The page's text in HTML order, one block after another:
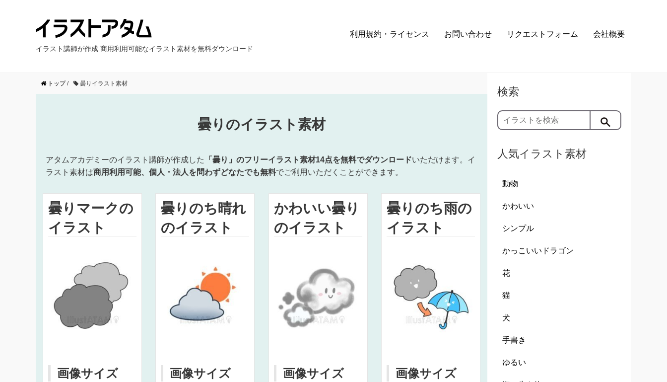
イラスト講師が作成 商用利用可能なイラスト素材を無料ダウンロード
利用規約・ライセンス お問い合わせ リクエストフォーム 会社概要
トップ/ 曇りイラスト素材
曇りのイラスト素材
アタムアカデミーのイラスト講師が作成した 「曇り」のフリーイラスト素材14点を無料でダウンロードいただけます。イ
ラスト素材は商用利用可能、個人・法人を問わずどなたでも無料でご利用いただくことができます。
曇りマークの
イラスト
画像サイズ
曇りのち晴れ
のイラスト
画像サイズ
かわいい曇り
のイラスト
画像サイズ
曇りのち雨の
イラスト
画像サイズ
検索
人気イラスト素材
動物
かわいい
シンプル
かっこいいドラゴン
花
猫
犬
手書き
ゆるい